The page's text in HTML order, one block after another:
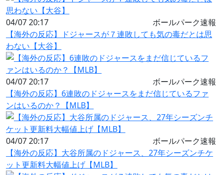
04/07 20:17
ボールパーク速報
【海外の反応】ドジャースが７連敗しても気の毒だとは思
わない【大谷】
04/07 20:17
ボールパーク速報
【海外の反応】6連敗のドジャースをまだ信じているファ
ンはいるのか？【MLB】
04/07 20:17
ボールパーク速報
【海外の反応】大谷所属のドジャース、27年シーズンチケ
ット更新料大幅値上げ【MLB】